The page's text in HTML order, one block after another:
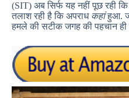
(SIT) अब सिर्फ यह नहीं पूछ रही कि
तलाश रही है कि अपराध कहांहुआ.
हमले की सटीक जगह की पहचान ही